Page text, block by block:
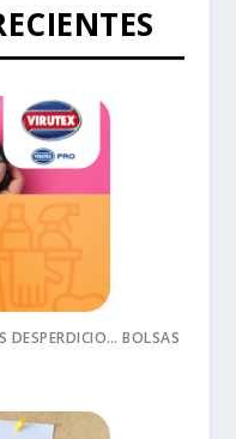
DESPERDICIO… BOLSAS